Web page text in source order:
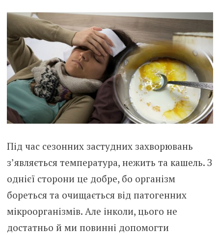
Під час сезонних застудних захворювань
з’являється температура, нежить та кашель. З
однієї сторони це добре, бо організм
бореться та очищається від патогенних
мікроорганізмів. Але інколи, цього не
достатньо й ми повинні допомогти